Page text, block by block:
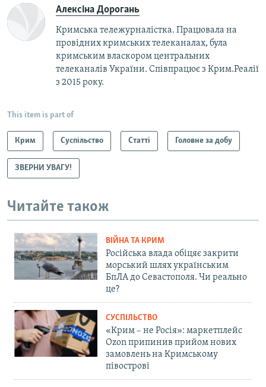
Алексіна Дорогань
Кримська тележурналістка. Працювала на
провідних кримських телеканалах, була
кримським власкором центральних
телеканалів України. Співпрацює з Крим.Реалії
з 2015 року.
This item is part of
Крим Суспільство Статті Головне за добу
ЗВЕРНИ УВАГУ!
Читайте також
ВІЙНА ТА КРИМ
Російська влада обіцяє закрити
морський шлях українським
БпЛА до Севастополя. Чи реально
це?
СУСПІЛЬСТВО
«Крим – не Росія»: маркетплейс
Ozon припинив прийом нових
замовлень на Кримському
півострові